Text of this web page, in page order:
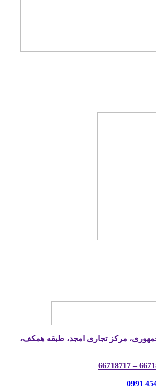
جمهوری، مرکز تجاری امجد، طبقه همکف،